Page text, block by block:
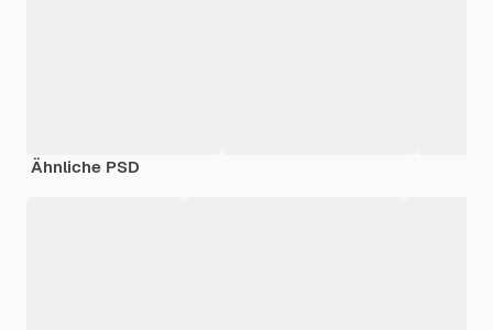
Ähnliche PSD